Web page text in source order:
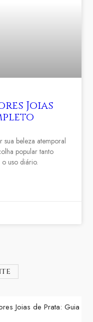
Joias
sua beleza atemporal
popular tanto
o uso diário.
Joias de Prata: Guia